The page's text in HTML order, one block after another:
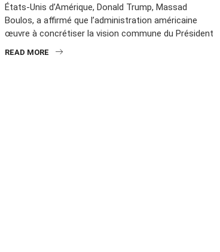
États-Unis d’Amérique, Donald Trump, Massad
Boulos, a affirmé que l’administration américaine
œuvre à concrétiser la vision commune du Président
READ MORE